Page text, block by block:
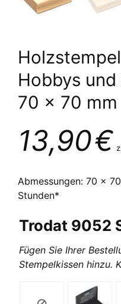
Hobbys
70 x 70 mm
13,90€
Abmessungen: 70 x
Stunden*
Trodat 9052
Fügen Sie Ihrer
Stempelkissen hinzu.